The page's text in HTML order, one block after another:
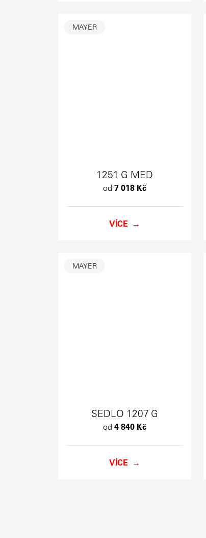
MAYER
1251 G MED
od 7 018 Kč
VÍCE
MAYER
SEDLO 1207 G
od 4 840 Kč
VÍCE